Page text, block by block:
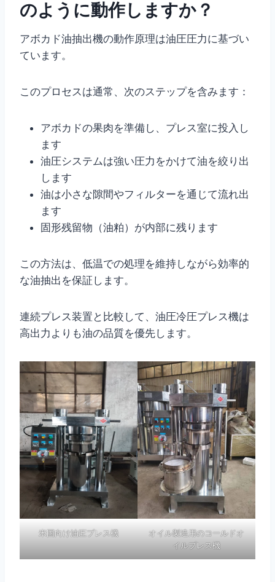
のように動作しますか？
アボカド油抽出機の動作原理は油圧圧力に基づい
ています。
このプロセスは通常、次のステップを含みます：
アボカドの果肉を準備し、プレス室に投入し
ます
油圧システムは強い圧力をかけて油を絞り出
します
油は小さな隙間やフィルターを通じて流れ出
ます
固形残留物（油粕）が内部に残ります
この方法は、低温での処理を維持しながら効率的
な油抽出を保証します。
連続プレス装置と比較して、油圧冷圧プレス機は
高出力よりも油の品質を優先します。
米国向け油圧プレス機
オイル製造用のコールドオ
イルプレス機